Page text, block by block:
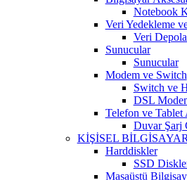
Notebook
Veri Yedekleme
Veri
Sunucular
Sunucular
Modem ve Switch
Switch ve
DSL
Telefon ve Tablet
Duvar Şarj
KİŞİSEL
Harddiskler
SSD
Masaüstü